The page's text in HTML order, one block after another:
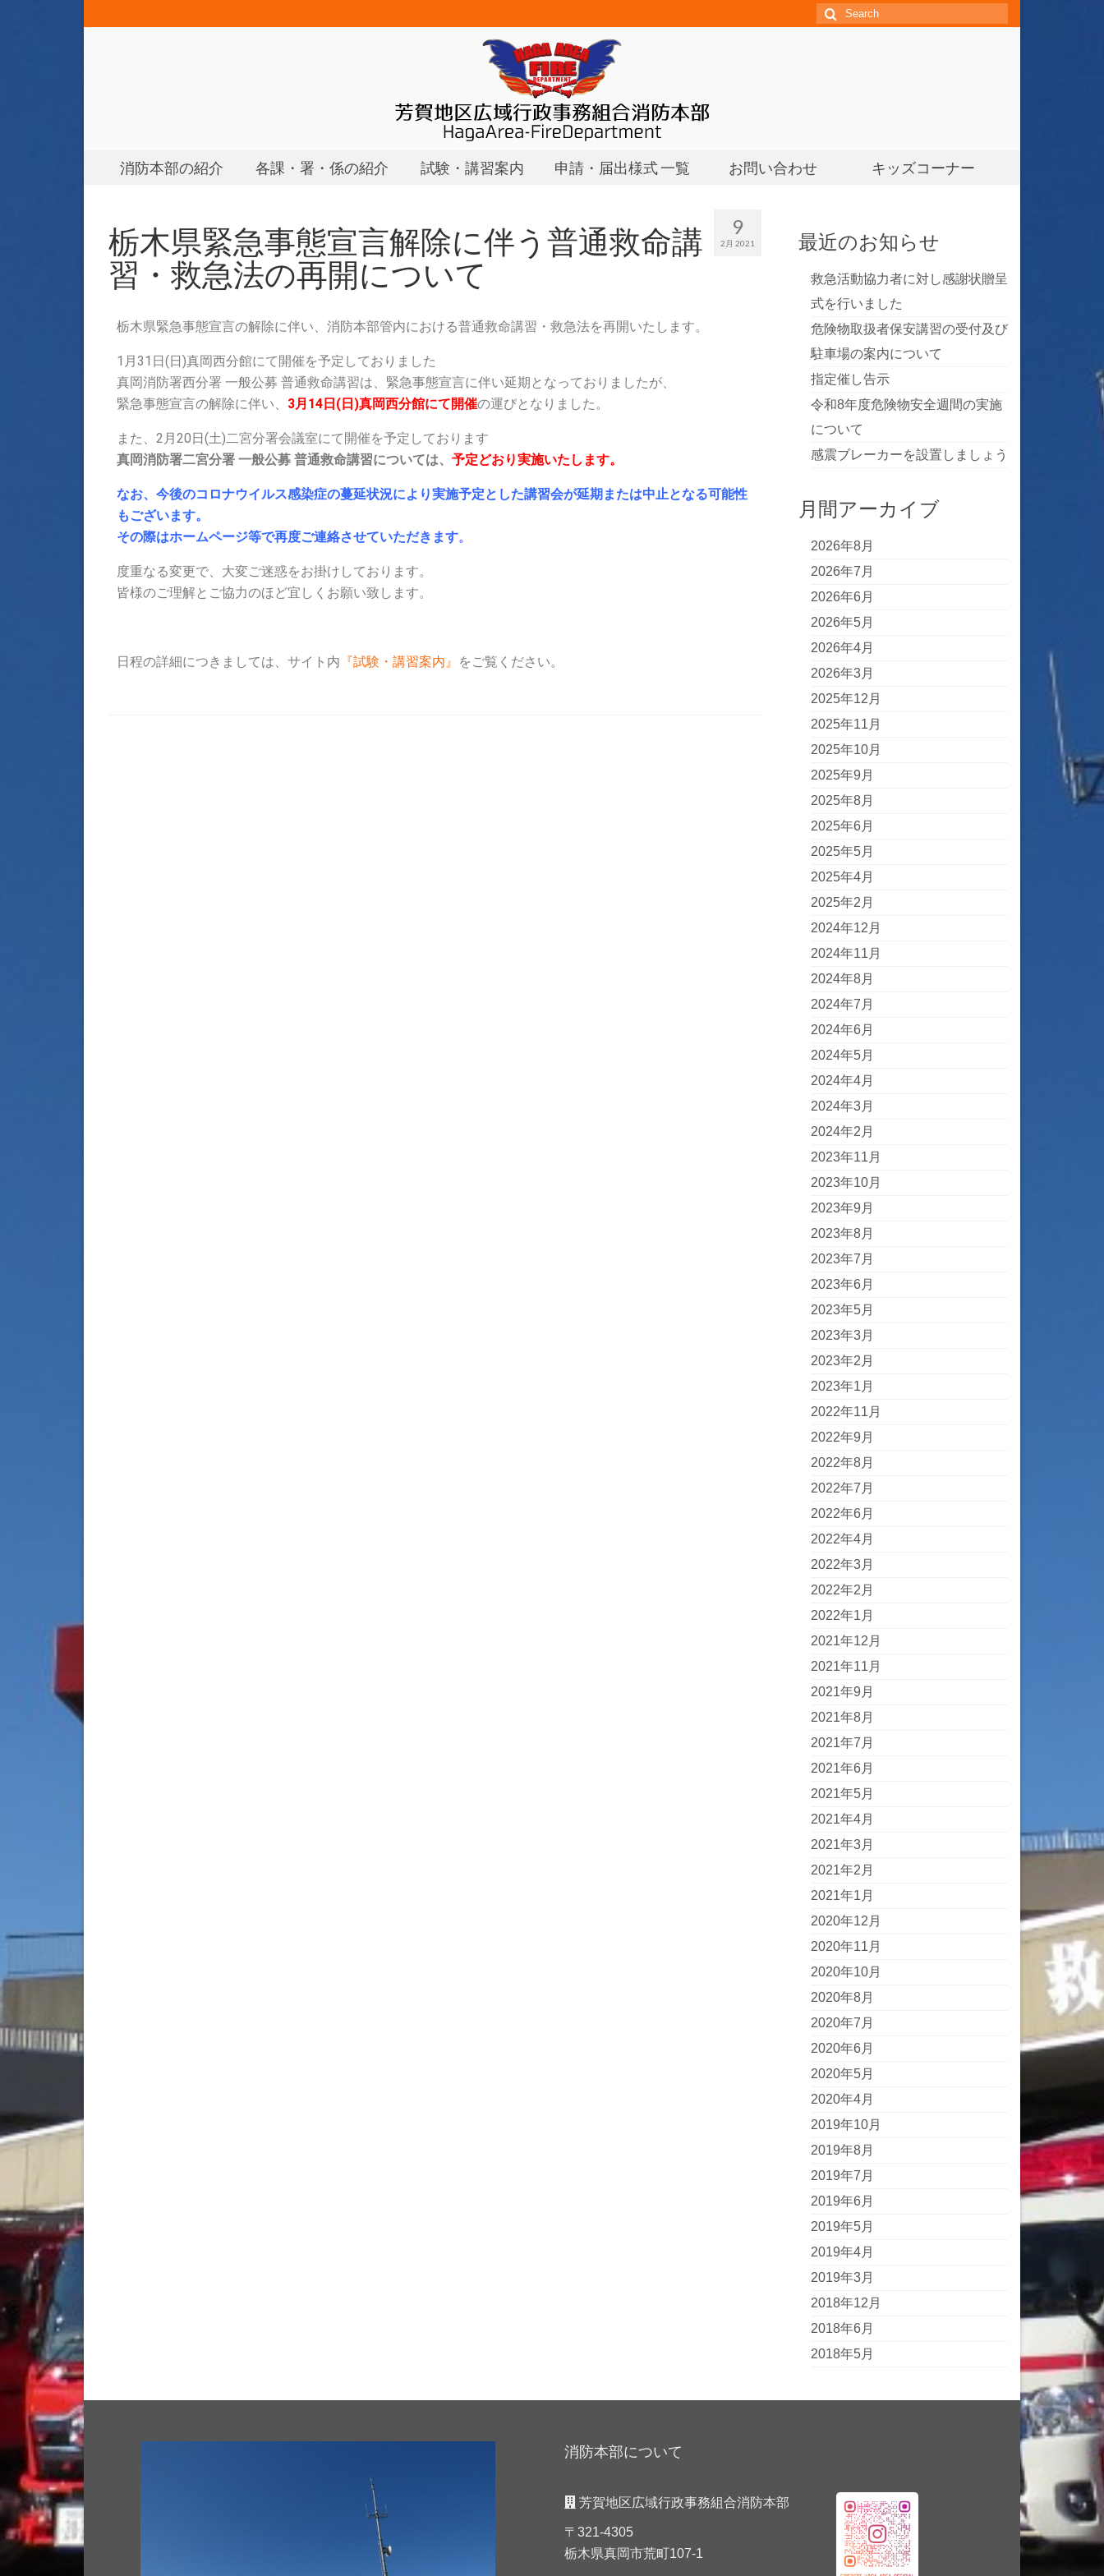
消防本部の紹介 各課・署・係の紹介 試験・講習案内 申請・届出様式 一覧 お問い合わせ キッズコーナー
9
2月 2021
栃木県緊急事態宣言解除に伴う普通救命講
習・救急法の再開について
栃木県緊急事態宣言の解除に伴い、消防本部管内における普通救命講習・救急法を再開いたします。
1月31日(日)真岡西分館にて開催を予定しておりました
真岡消防署西分署 一般公募 普通救命講習は、緊急事態宣言に伴い延期となっておりましたが、
緊急事態宣言の解除に伴い、 3月14日(日)真岡西分館にて開催の運びとなりました。
また、2月20日(土)二宮分署会議室にて開催を予定しております
真岡消防署二宮分署 一般公募 普通救命講習については、 予定どおり実施いたします。
なお、今後のコロナウイルス感染症の蔓延状況により実施予定とした講習会が延期または中止となる可能性
もございます。
その際はホームページ等で再度ご連絡させていただきます。
度重なる変更で、大変ご迷惑をお掛けしております。
皆様のご理解とご協力のほど宜しくお願い致します。
日程の詳細につきましては、サイト内 『試験・講習案内』 をご覧ください。
最近のお知らせ
救急活動協力者に対し感謝状贈呈
式を行いました
危険物取扱者保安講習の受付及び
駐車場の案内について
指定催し告示
令和8年度危険物安全週間の実施
について
感震ブレーカーを設置しましょう
月間アーカイブ
2026年8月
2026年7月
2026年6月
2026年5月
2026年4月
2026年3月
2025年12月
2025年11月
2025年10月
2025年9月
2025年8月
2025年6月
2025年5月
2025年4月
2025年2月
2024年12月
2024年11月
2024年8月
2024年7月
2024年6月
2024年5月
2024年4月
2024年3月
2024年2月
2023年11月
2023年10月
2023年9月
2023年8月
2023年7月
2023年6月
2023年5月
2023年3月
2023年2月
2023年1月
2022年11月
2022年9月
2022年8月
2022年7月
2022年6月
2022年4月
2022年3月
2022年2月
2022年1月
2021年12月
2021年11月
2021年9月
2021年8月
2021年7月
2021年6月
2021年5月
2021年4月
2021年3月
2021年2月
2021年1月
2020年12月
2020年11月
2020年10月
2020年8月
2020年7月
2020年6月
2020年5月
2020年4月
2019年10月
2019年8月
2019年7月
2019年6月
2019年5月
2019年4月
2019年3月
2018年12月
2018年6月
2018年5月
消防本部について
芳賀地区広域行政事務組合消防本部
〒321-4305
栃木県真岡市荒町107-1